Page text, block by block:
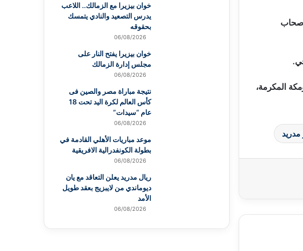
المكرمة،
مدريد
خوان بيزيرا مع الزمالك.. اللاعب
يدرس التصعيد والنادي يتمسك
بحقوقه
06/08/2026
خوان بيزيرا يفتح النار على
مجلس إدارة الزمالك
06/08/2026
نتيجة مباراة مصر والصين فى
كأس العالم لكرة اليد تحت 18
عام “سيدات”
06/08/2026
موعد مباريات الأهلي القادمة في
بطولة الكونفدرالية الافريقية
06/08/2026
ريال مدريد يعلن التعاقد مع يان
ديوماندي من لايبزيج بعقد طويل
الأمد
06/08/2026